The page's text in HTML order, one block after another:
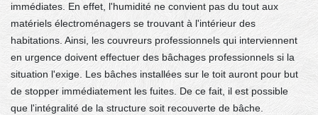
immédiates. En effet, l'humidité ne convient pas du tout aux
matériels électroménagers se trouvant à l'intérieur des
habitations. Ainsi, les couvreurs professionnels qui interviennent
en urgence doivent effectuer des bâchages professionnels si la
situation l'exige. Les bâches installées sur le toit auront pour but
de stopper immédiatement les fuites. De ce fait, il est possible
que l'intégralité de la structure soit recouverte de bâche.